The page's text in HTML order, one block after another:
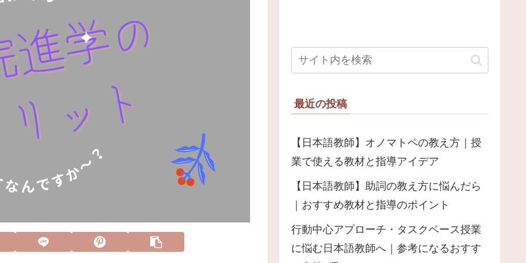
最近の投稿
【日本語教師】オノマトペの教え方｜授
業で使える教材と指導アイデア
【日本語教師】助詞の教え方に悩んだら
｜おすすめ教材と指導のポイント
行動中心アプローチ・タスクベース授業
に悩む日本語教師へ｜参考になるおすす